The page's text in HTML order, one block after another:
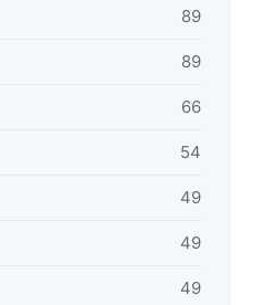
89
89
66
54
49
49
49